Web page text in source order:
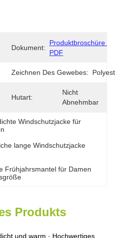
Dokument:
Produktbroschüre
PDF
Zeichnen Des Gewebes:
Hutart:
Nicht
Abnehmbar
Windschutzjacke für
lange Windschutzjacke
Frühjahrsmantel für Damen
Produkts
und warm · Hochwertiges